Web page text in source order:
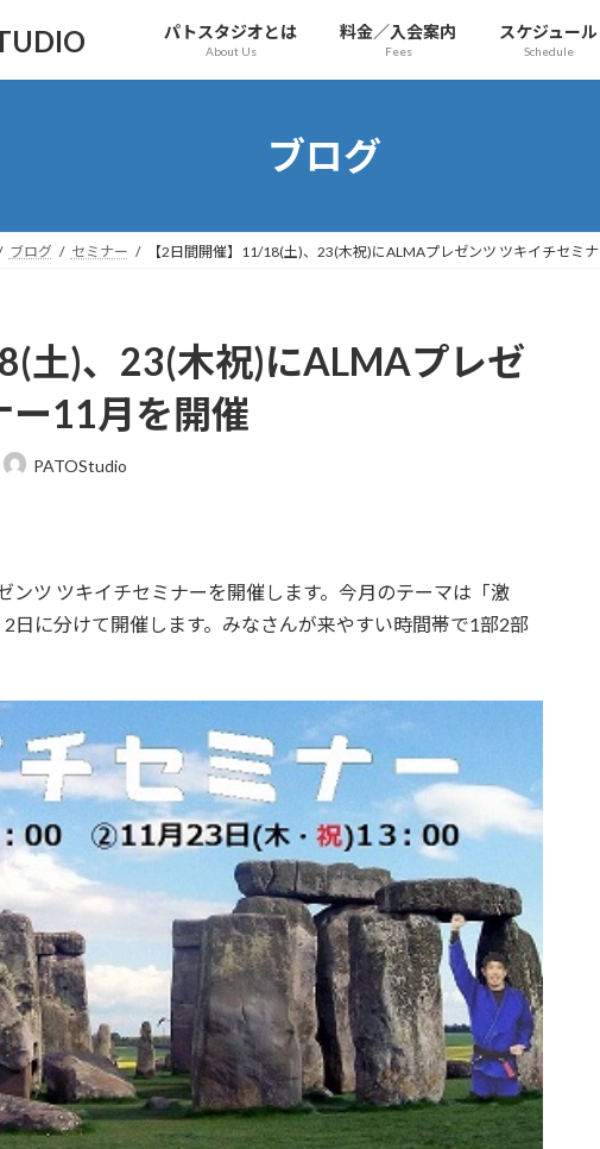
パトスタジオとは
About Us
料金／入会案内
Fees
スケジュール
Schedule
ブログ
ブログ セミナー 【2日間開催】11/18(土)、23(木祝)にALMAプレゼンツ ツキイチセミ
土)、23(木祝)にALMAプレゼ
ー11月を開催
PATOStudio
ンツ ツキイチセミナーを開催します。今月のテーマは「激
日に分けて開催します。みなさんが来やすい時間帯で1部2部